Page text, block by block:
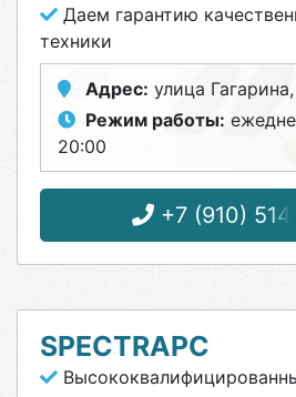
Даем гарантию
техники
Адрес: улица
Режим работы:
20:00
+7 (910)
SPECTRAPC